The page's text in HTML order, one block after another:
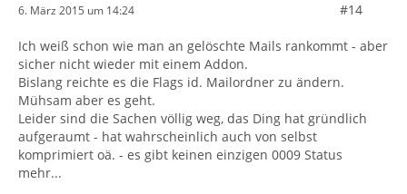
6. März 2015 um 14:24 #14
Ich weiß schon wie man an gelöschte Mails rankommt - aber
sicher nicht wieder mit einem Addon.
Bislang reichte es die Flags id. Mailordner zu ändern.
Mühsam aber es geht.
Leider sind die Sachen völlig weg, das Ding hat gründlich
aufgeraumt - hat wahrscheinlich auch von selbst
komprimiert oä. - es gibt keinen einzigen 0009 Status
mehr...